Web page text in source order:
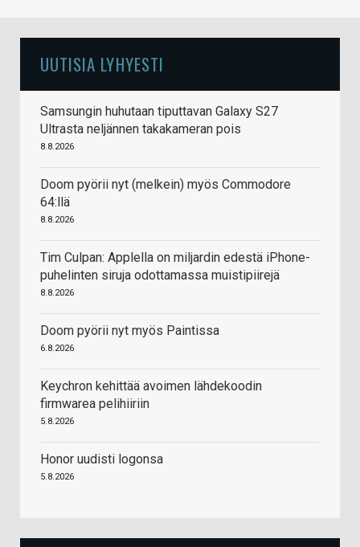
UUTISIA LYHYESTI
Samsungin huhutaan tiputtavan Galaxy S27
Ultrasta neljännen takakameran pois
8.8.2026
Doom pyörii nyt (melkein) myös Commodore
64:llä
8.8.2026
Tim Culpan: Applella on miljardin edestä iPhone-
puhelinten siruja odottamassa muistipiirejä
8.8.2026
Doom pyörii nyt myös Paintissa
6.8.2026
Keychron kehittää avoimen lähdekoodin
firmwarea pelihiiriin
5.8.2026
Honor uudisti logonsa
5.8.2026